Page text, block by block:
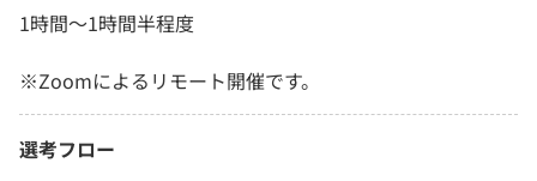
1時間～1時間半程度
※Zoomによるリモート開催です。
選考フロー